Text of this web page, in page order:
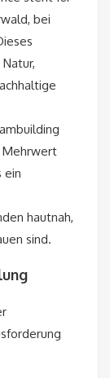
bei
ein
hautnah,
sind.